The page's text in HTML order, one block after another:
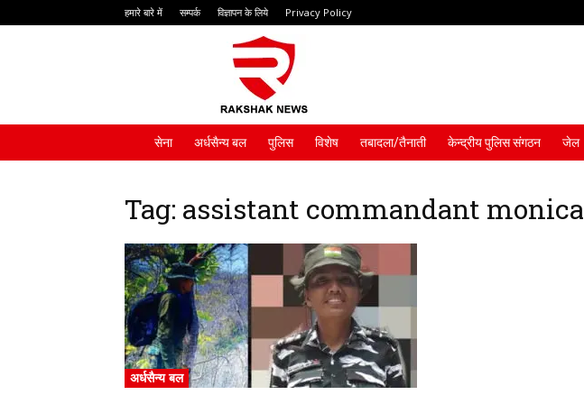
हमारे बारे में सम्पर्क विज्ञापन के लिये Privacy Policy
सेना अर्धसैन्य बल पुलिस विशेष तबादला/तैनाती केन्द्रीय पुलिस संगठन जेल
Tag: assistant commandant monica
अर्धसैन्य बल